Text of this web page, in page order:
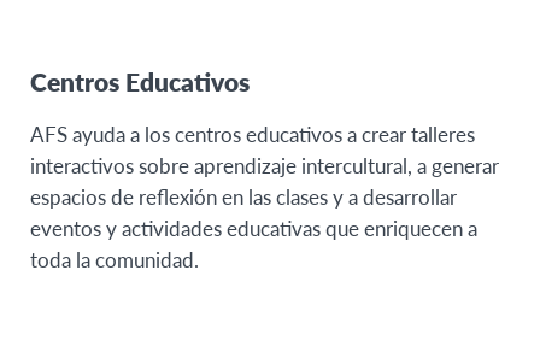
Centros Educativos
AFS ayuda a los centros educativos a crear talleres
interactivos sobre aprendizaje intercultural, a generar
espacios de reflexión en las clases y a desarrollar
eventos y actividades educativas que enriquecen a
toda la comunidad.